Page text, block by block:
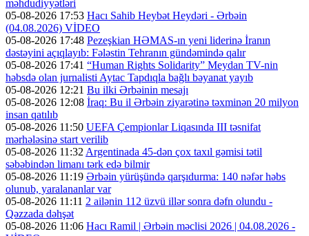
məhdudiyyətləri
05-08-2026 17:53 Hacı Sahib Heybət Heydəri - Ərbəin
(04.08.2026) VİDEO
05-08-2026 17:48 Pezeşkian HƏMAS-ın yeni liderinə İranın
dəstəyini açıqlayıb: Fələstin Tehranın gündəmində qalır
05-08-2026 17:41 “Human Rights Solidarity” Meydan TV-nin
həbsdə olan jurnalisti Aytac Tapdıqla bağlı bəyanat yayıb
05-08-2026 12:21 Bu ilki Ərbəinin mesajı
05-08-2026 12:08 İraq: Bu il Ərbəin ziyarətinə təxminən 20 milyon
insan qatılıb
05-08-2026 11:50 UEFA Çempionlar Liqasında III təsnifat
mərhələsinə start verilib
05-08-2026 11:32 Argentinada 45-dən çox taxıl gəmisi tətil
səbəbindən limanı tərk edə bilmir
05-08-2026 11:19 Ərbəin yürüşündə qarşıdurma: 140 nəfər həbs
olunub, yaralananlar var
05-08-2026 11:11 2 ailənin 112 üzvü illər sonra dəfn olundu -
Qəzzada dəhşət
05-08-2026 11:06 Hacı Ramil | Ərbəin məclisi 2026 | 04.08.2026 -